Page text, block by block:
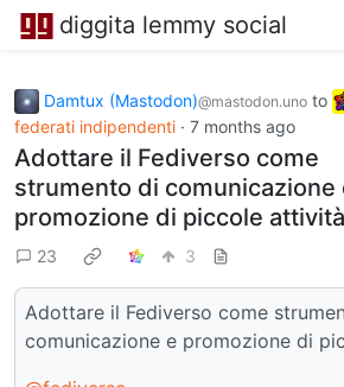
diggita lemmy social
Damtux (Mastodon)@mastodon.uno to
federati indipendenti · 7 months ago
Adottare il Fediverso come
strumento di comunicazione
promozione di piccole attività
23 3
Adottare il Fediverso come
comunicazione e promozione di